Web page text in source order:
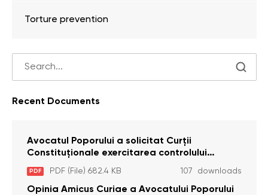
Torture prevention
Recent Documents
Avocatul Poporului a solicitat Curţii
Constituţionale exercitarea controlului
constituţionalităţii unor prevederi cu privire la
plata alocației sociale de stat persoanelor
cu dizabilitați care sunt private de liberate
PDF PDF (File) 682.4 KB 107 downloads
Opinia Amicus Curiae a Avocatului Poporului